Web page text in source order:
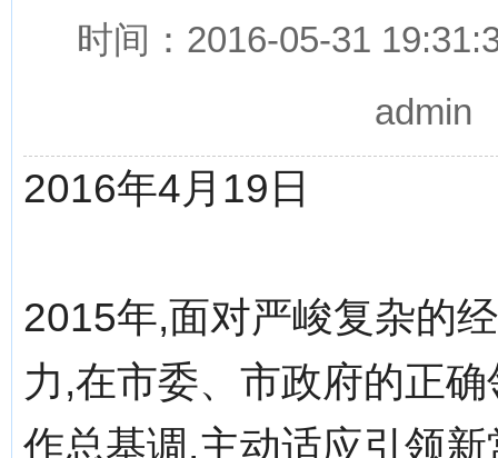
时间：2016-05-31
admin
2016年4月19日
2015年,面对严峻复杂的
力,在市委、市政府的正
作总基调,主动适应引领